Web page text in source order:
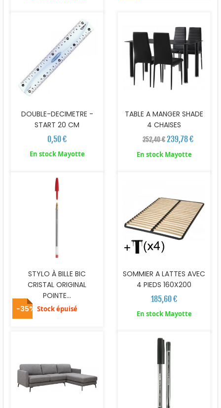
DOUBLE-DECIMETRE -
START 20 CM
0,50 €
En stock Mayotte
TABLE A MANGER SHADE
4 CHAISES
252,40 € 239,78 €
En stock Mayotte
STYLO À BILLE BIC
CRISTAL ORIGINAL
POINTE...
Stock épuisé
SOMMIER A LATTES AVEC
4 PIEDS 160X200
185,60 €
En stock Mayotte
-35%